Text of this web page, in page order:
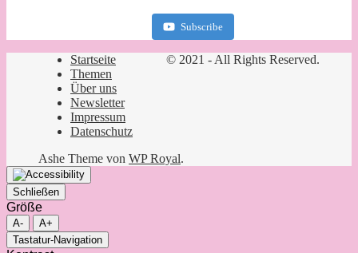
Subscribe
© 2021 - All Rights Reserved.
Startseite
Themen
Über uns
Newsletter
Impressum
Datenschutz
Ashe Theme von WP Royal.
Schließen
Größe
A-
A+
Tastatur-Navigation